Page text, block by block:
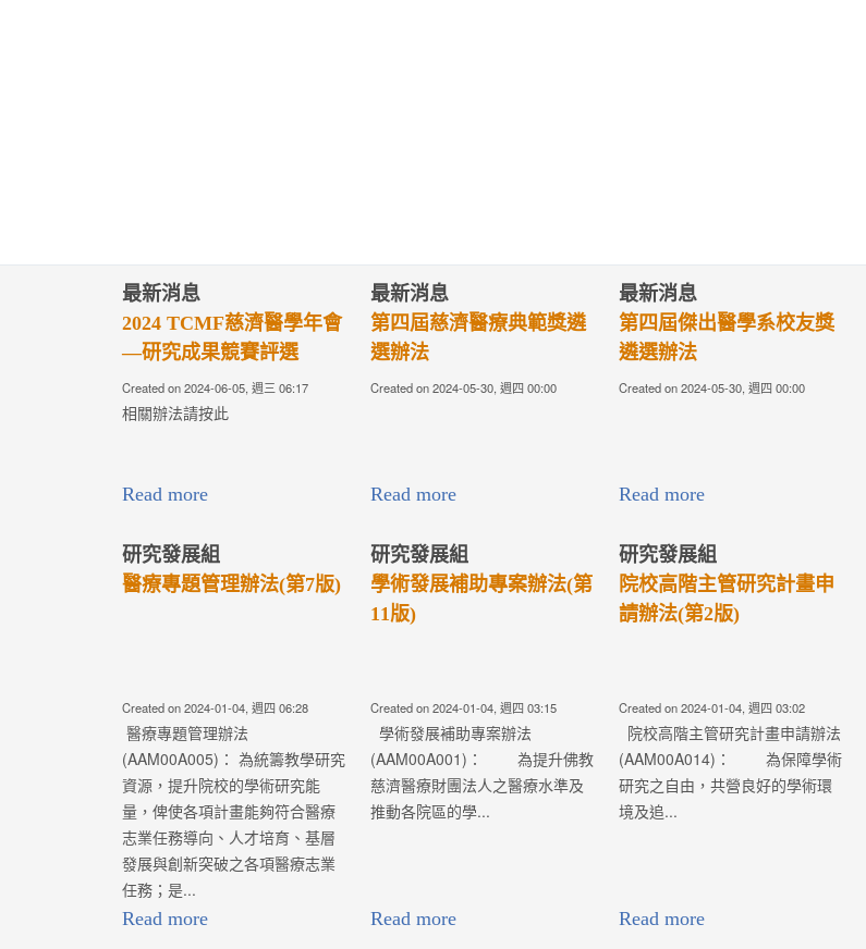
最新消息
2024 TCMF慈濟醫學年會
—研究成果競賽評選
Created on 2024-06-05, 週三 06:17
相關辦法請按此
Read more
最新消息
第四屆慈濟醫療典範獎遴
選辦法
Created on 2024-05-30, 週四 00:00
Read more
最新消息
第四屆傑出醫學系校友獎
遴選辦法
Created on 2024-05-30, 週四 00:00
Read more
研究發展組
醫療專題管理辦法(第7版)
Created on 2024-01-04, 週四 06:28
醫療專題管理辦法
(AAM00A005)： 為統籌教學研究
資源，提升院校的學術研究能
量，俾使各項計畫能夠符合醫療
志業任務導向、人才培育、基層
發展與創新突破之各項醫療志業
任務；是...
Read more
研究發展組
學術發展補助專案辦法(第
11版)
Created on 2024-01-04, 週四 03:15
學術發展補助專案辦法
(AAM00A001)： 為提升佛教
慈濟醫療財團法人之醫療水準及
推動各院區的學...
Read more
研究發展組
院校高階主管研究計畫申
請辦法(第2版)
Created on 2024-01-04, 週四 03:02
院校高階主管研究計畫申請辦法
(AAM00A014)： 為保障學術
研究之自由，共營良好的學術環
境及追...
Read more